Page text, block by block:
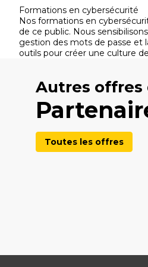
Formations en cybersécurité
Nos formations en
de ce public. Nous
gestion des mots de passe et
outils pour créer une culture
Autres offres
Toutes les offres